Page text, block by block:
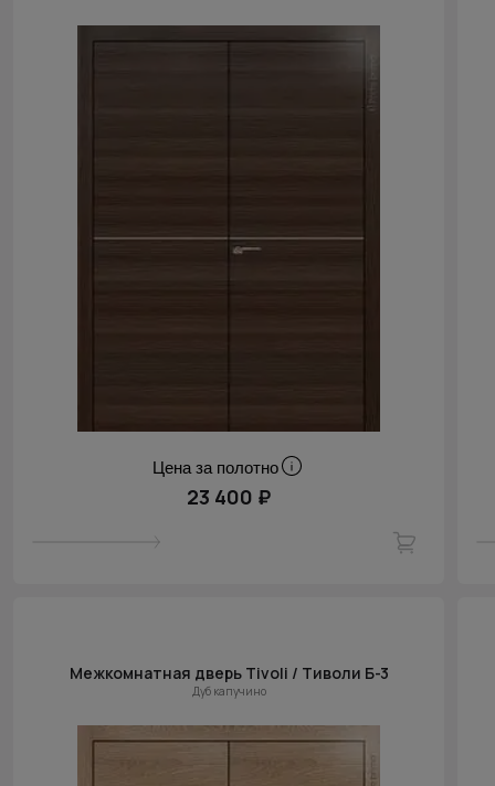
Цена за полотно
23 400 ₽
Межкомнатная дверь Tivoli / Тиволи Б-3
Дуб капучино